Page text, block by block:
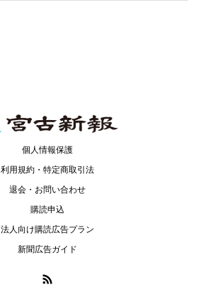
個人情報保護
利用規約・特定商取引法
退会・お問い合わせ
購読申込
法人向け購読広告プラン
新聞広告ガイド